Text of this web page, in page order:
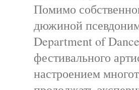
Помимо
дюжиной
Department of
фестивального
настроением